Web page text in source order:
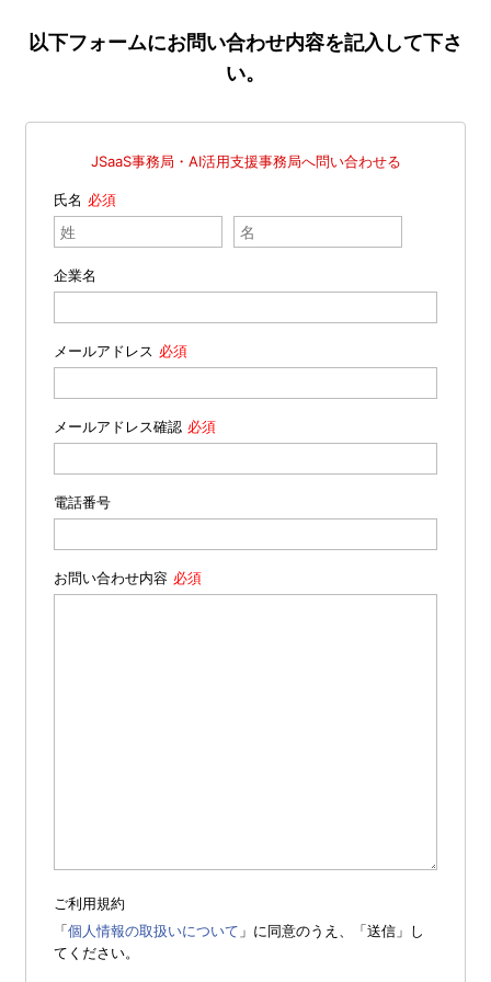
以下フォームにお問い合わせ内容を記入して下さ
い。
JSaaS事務局・AI活用支援事務局へ問い合わせる
氏名
企業名
メールアドレス
メールアドレス確認
電話番号
お問い合わせ内容
ご利用規約
「個人情報の取扱いについて 」に同意のうえ、「送信」し
てください。